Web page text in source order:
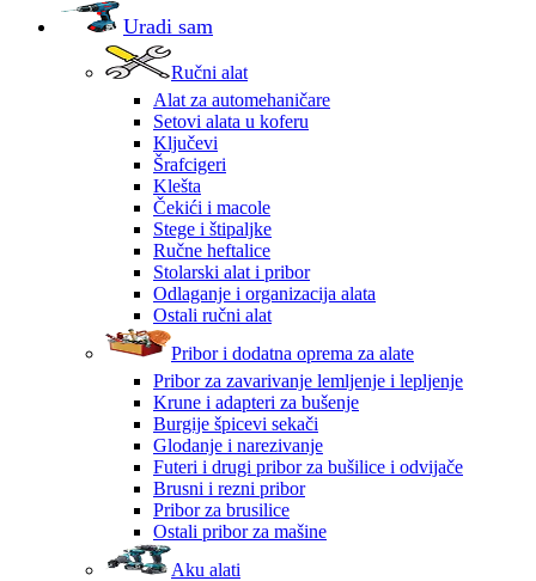
Uradi sam
Ručni alat
Alat za automehaničare
Setovi alata u koferu
Ključevi
Šrafcigeri
Klešta
Čekići i macole
Stege i štipaljke
Ručne heftalice
Stolarski alat i pribor
Odlaganje i organizacija alata
Ostali ručni alat
Pribor i dodatna oprema za alate
Pribor za zavarivanje lemljenje i lepljenje
Krune i adapteri za bušenje
Burgije špicevi sekači
Glodanje i narezivanje
Futeri i drugi pribor za bušilice i odvijače
Brusni i rezni pribor
Pribor za brusilice
Ostali pribor za mašine
Aku alati